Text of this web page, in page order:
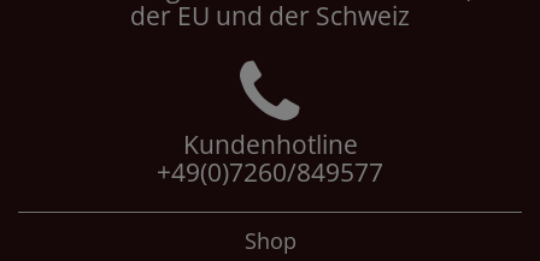
der EU und der Schweiz
Kundenhotline
+49(0)7260/849577
Shop